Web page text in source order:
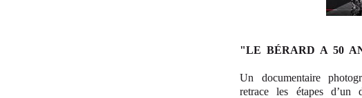
"LE BÉRARD A 50
Un documentaire
retrace les étapes d’un